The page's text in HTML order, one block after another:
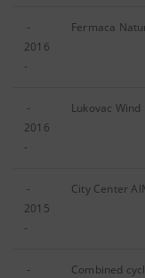
-
2016
-
Fermaca
-
2016
-
Lukovac
-
2015
-
City Center
-
Combined